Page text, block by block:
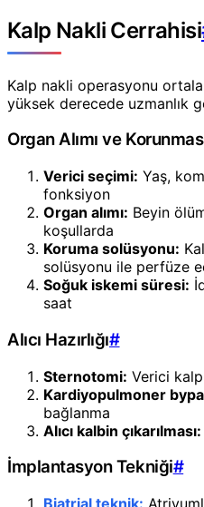
Kalp Nakli Cerrahisi
Kalp nakli operasyonu
yüksek derecede uzmanlık
Organ Alımı ve
Verici seçimi: Yaş,
fonksiyon
Organ alımı: Beyin
koşullarda
Koruma solüsyonu:
solüsyonu ile perfüze
Soğuk iskemi süresi:
saat
Alıcı Hazırlığı#
Sternotomi: Verici kalp
Kardiyopulmoner
bağlanma
Alıcı kalbin çıkarılması:
İmplantasyon Tekniği#